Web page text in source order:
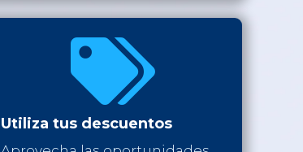

Utiliza tus descuentos